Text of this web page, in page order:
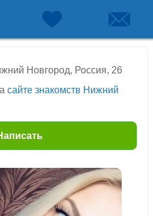
Новгород, Россия, 26
сайте знакомств Нижний